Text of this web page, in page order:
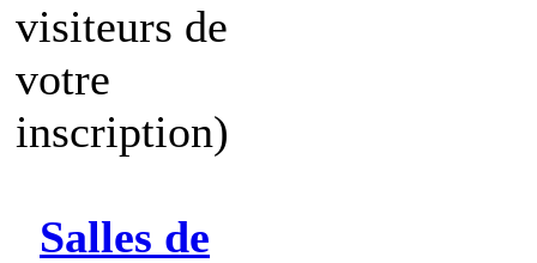
visiteurs de
votre
inscription)
Salles de